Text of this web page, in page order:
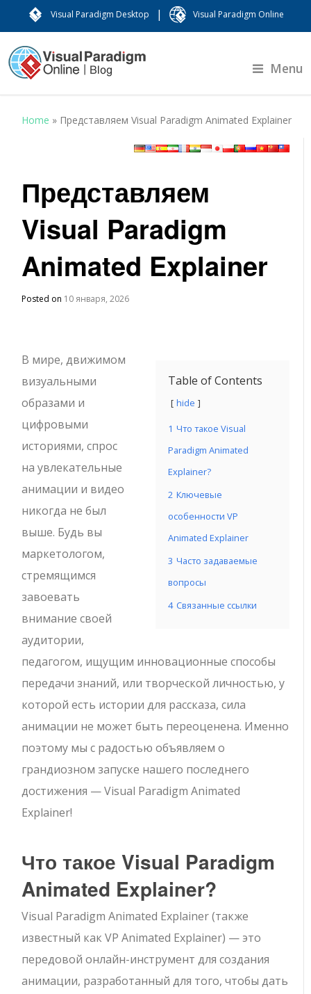
Visual Paradigm Desktop | Visual Paradigm Online
Menu
Home » Представляем Visual Paradigm Animated Explainer
Представляем
Visual Paradigm
Animated Explainer
Posted on 10 января, 2026
Table of Contents
hide
1 Что такое Visual
Paradigm Animated
Explainer?
2 Ключевые
особенности VP
Animated Explainer
3 Часто задаваемые
вопросы
4 Связанные ссылки
В мире, движимом
визуальными
образами и
цифровыми
историями, спрос
на увлекательные
анимации и видео
никогда не был
выше. Будь вы
маркетологом,
стремящимся
завоевать
внимание своей
аудитории,
педагогом, ищущим инновационные способы
передачи знаний, или творческой личностью, у
которой есть истории для рассказа, сила
анимации не может быть переоценена. Именно
поэтому мы с радостью объявляем о
грандиозном запуске нашего последнего
достижения — Visual Paradigm Animated
Explainer!
Что такое Visual Paradigm
Animated Explainer?
Visual Paradigm Animated Explainer (также
известный как VP Animated Explainer) — это
передовой онлайн-инструмент для создания
анимации, разработанный для того, чтобы дать